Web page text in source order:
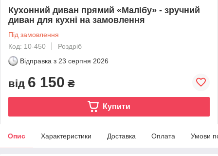
Кухонний диван прямий «Малібу» - зручний
диван для кухні на замовлення
Під замовлення
Код: 10-450
Роздріб
Відправка з 23 серпня 2026
від 6 150 ₴
Купити
Опис Характеристики Доставка Оплата Умови